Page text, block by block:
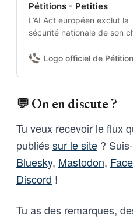
Pétitions - Petities
L’AI Act européen exclut la
sécurité nationale de son
donc l’usage de l’IA par la
résolution pour :(1) obtenir
des systèmes IA déployés
leurs garanties
minimales ; et (3) se
sur l’usage de l’IA pour la
Logo officiel de
💬 On en discute ?
Tu veux recevoir le flux
publiéssur le site ?
Bluesky, Mastodon,
Discord !
Tu as des remarques,